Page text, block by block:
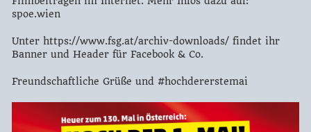
spoe.wien
Unter https://www.fsg.at/archiv-downloads/ findet ihr
Banner und Header für Facebook & Co.
Freundschaftliche Grüße und #hochdererstemai